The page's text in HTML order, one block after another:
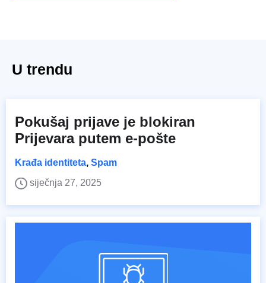
U trendu
Pokušaj prijave je blokiran
Prijevara putem e-pošte
Krađa identiteta, Spam
siječnja 27, 2025